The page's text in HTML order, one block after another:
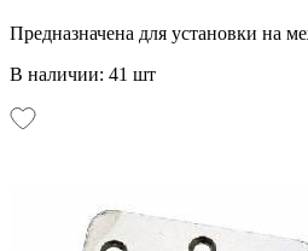
Предназначена для установки на
В наличии: 41 шт